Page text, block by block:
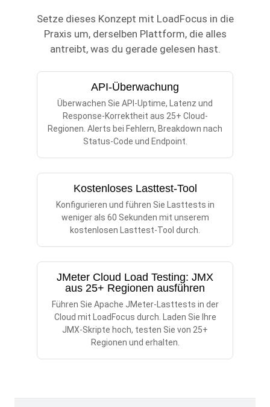
Setze dieses Konzept mit LoadFocus in die
Praxis um, derselben Plattform, die alles
antreibt, was du gerade gelesen hast.
API-Überwachung
Überwachen Sie API-Uptime, Latenz und
Response-Korrektheit aus 25+ Cloud-
Regionen. Alerts bei Fehlern, Breakdown nach
Status-Code und Endpoint.
Kostenloses Lasttest-Tool
Konfigurieren und führen Sie Lasttests in
weniger als 60 Sekunden mit unserem
kostenlosen Lasttest-Tool durch.
JMeter Cloud Load Testing: JMX
aus 25+ Regionen ausführen
Führen Sie Apache JMeter-Lasttests in der
Cloud mit LoadFocus durch. Laden Sie Ihre
JMX-Skripte hoch, testen Sie von 25+
Regionen und erhalten.